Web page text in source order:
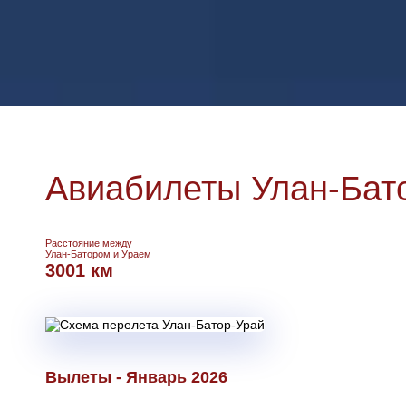
Авиабилеты Улан-
Расстояние между
Улан-Батором и Ураем
3001 км
Вылеты - Январь 2026